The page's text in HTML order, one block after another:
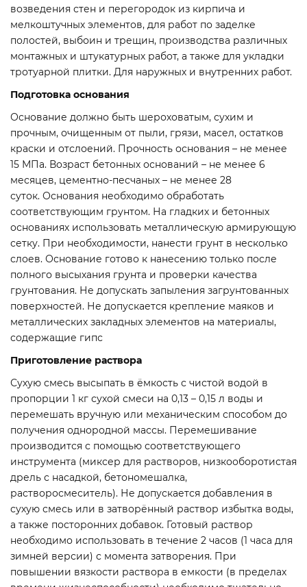
возведения стен и перегородок из кирпича и
мелкоштучных элементов, для работ по заделке
полостей, выбоин и трещин, производства различных
монтажных и штукатурных работ, а также для укладки
тротуарной плитки. Для наружных и внутренних работ.
Подготовка основания
Основание должно быть шероховатым, сухим и
прочным, очищенным от пыли, грязи, масел, остатков
краски и отслоений. Прочность основания – не менее
15 МПа. Возраст бетонных оснований – не менее 6
месяцев, цементно-песчаных – не менее 28
суток. Основания необходимо обработать
соответствующим грунтом. На гладких и бетонных
основаниях использовать металлическую армирующую
сетку. При необходимости, нанести грунт в несколько
слоев. Основание готово к нанесению только после
полного высыхания грунта и проверки качества
грунтования. Не допускать запыления загрунтованных
поверхностей. Не допускается крепление маяков и
металлических закладных элементов на материалы,
содержащие гипс
Приготовление раствора
Сухую смесь высыпать в ёмкость с чистой водой в
пропорции 1 кг сухой смеси на 0,13 – 0,15 л воды и
перемешать вручную или механическим способом до
получения однородной массы. Перемешивание
производится с помощью соответствующего
инструмента (миксер для растворов, низкооборотистая
дрель с насадкой, бетономешалка,
растворосмеситель). Не допускается добавления в
сухую смесь или в затворённый раствор избытка воды,
а также посторонних добавок. Готовый раствор
необходимо использовать в течение 2 часов (1 часа для
зимней версии) с момента затворения. При
повышении вязкости раствора в емкости (в пределах